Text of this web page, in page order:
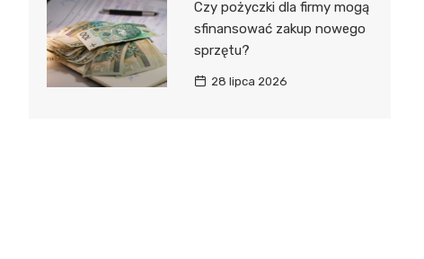
Czy pożyczki dla firmy mogą
sfinansować zakup nowego
sprzętu?
28 lipca 2026